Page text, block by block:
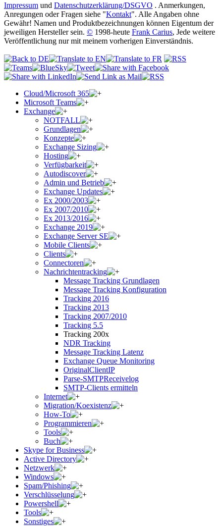
Impressum und Datenschutzerklärung/DSGVO . Anmerkungen,
Anregungen oder Fragen siehe "Kontakt". Alle Angaben ohne
Gewähr! Namen und Produktbezeichnungen können Eigentum der
jeweiligen Hersteller sein. © 1998-heute Frank Carius, Jede weitere
Veröffentlichung nur mit meinem vorherigen Einverständnis.
Cloud/Microsoft 365
Microsoft Teams
Exchange
NOTFALL
Grundlagen
Konzepte
Exchange Sizing
Hosting
Verfügbarkeit
Autodiscover
Admin und Betrieb
Exchange Updates
Ex 2000/2003
Ex 2007/2010
Ex 2013/2016
Exchange 2019
Exchange Server SE
Mobile Clients
Clients
Connectoren
Nachrichtentracking
Message Tracking Grundlagen
Message Tracking Konfiguration
Tracking 2016
Tracking 2013
Tracking 2007/2010
Tracking 5.5
Tracking 200x
NDR Tracking
Message Tracking Latenz
Exchange Queue Monitoring
OriginalClientIP
Parse-SMTPReceivelog
SMTP-Clients ermitteln
Internet
Migration/Koexistenz
How-To
Programmieren
Tools
Buch
Skype for Business
Active Directory
Netzwerk
Windows
Spam/Phishing
Verschlüsselung
Powershell
Tools
Sonstiges